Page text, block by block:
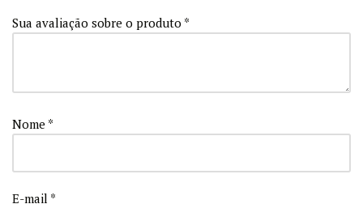
Sua avaliação sobre o produto *
Nome *
E-mail *